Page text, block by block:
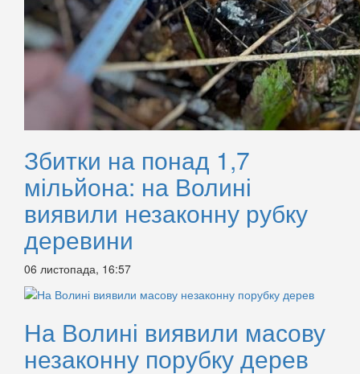
Збитки на понад 1,7
мільйона: на Волині
виявили незаконну рубку
деревини
06 листопада, 16:57
На Волині виявили масову
незаконну порубку дерев